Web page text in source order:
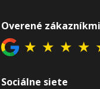
Overené zákazníkmi
★ ★ ★ ★
Sociálne siete